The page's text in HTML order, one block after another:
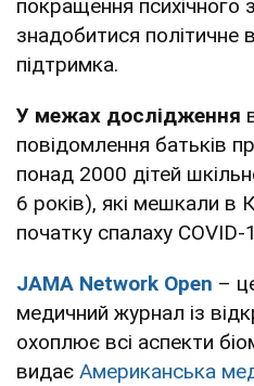
покращення
знадобитися політичне
підтримка.
У межах дослідження
повідомлення батьків
понад 2000 дітей
6 років), які мешкали в
початку спалаху COVID-
JAMA Network Open –
медичний журнал із
охоплює всі аспекти
видає Американська